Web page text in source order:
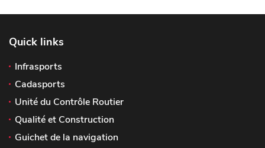
Quick links
Infrasports
Cadasports
Unité du Contrôle Routier
Qualité et Construction
Guichet de la navigation